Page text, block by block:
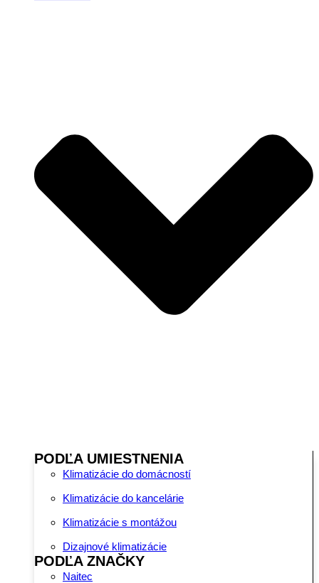
PODĽA UMIESTNENIA
Klimatizácie do domácností
Klimatizácie do kancelárie
Klimatizácie s montážou
Dizajnové klimatizácie
PODĽA ZNAČKY
Naitec